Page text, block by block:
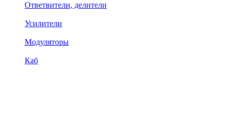
Ответвители, делители
Усилители
Модуляторы
Каб